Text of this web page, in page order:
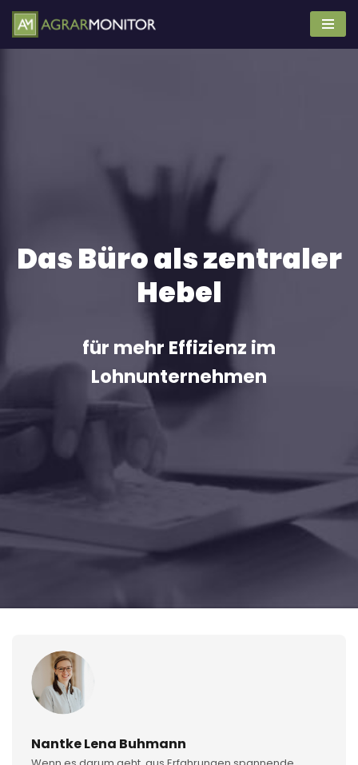
Zum
Das Büro als zentraler
Hebel
für mehr Effizienz im
Lohnunternehmen
Nantke Lena Buhmann